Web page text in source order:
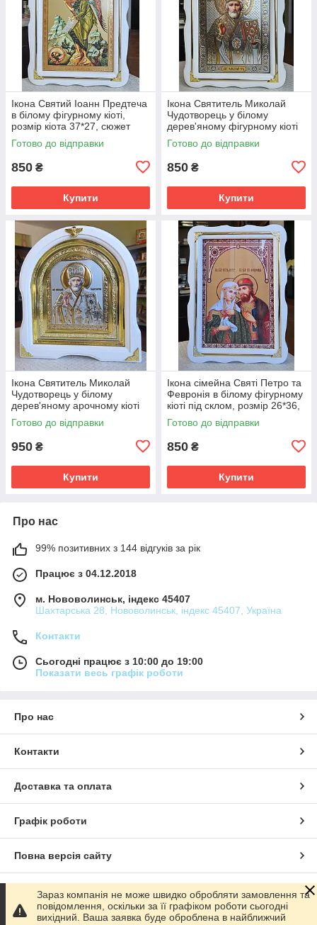
Ікона Святий Іоанн Предтеча
в білому фігурному кіоті,
розмір кіота 37*27, сюжет
20*30.
Готово до відправки
850 ₴
Купити
Ікона Святитель Миколай
Чудотворець у білому
дерев'яному фігурному кіоті
під склом, розмір кіота 27*37,
сюжет під срібло 20*30.
Готово до відправки
850 ₴
Купити
Ікона Святитель Миколай
Чудотворець у білому
дерев'яному арочному кіоті
під склом, розмір кіота 28*25,
сюжет під срібло 15*18.
Готово до відправки
950 ₴
Купити
Ікона сімейна Святі Петро та
Февронія в білому фігурному
кіоті під склом, розмір 26*36,
cюже 20*30.
Готово до відправки
850 ₴
Купити
Про нас
99% позитивних з 144 відгуків за рік
Працює з 04.12.2018
м. Нововолинськ, індекс 45407
Шахтарська 28, Нововолинськ, індекс 45407, Україна
Контакти
Сьогодні працює з 10:00 до 19:00
Показати весь графік роботи
Про нас
Контакти
Доставка та оплата
Графік роботи
Повна версія сайту
Сайт створено на маркетплейсі Prom.ua
Зараз компанія не може швидко обробляти замовлення та
повідомлення, оскільки за її графіком роботи сьогодні
вихідний. Ваша заявка буде оброблена в найближчий